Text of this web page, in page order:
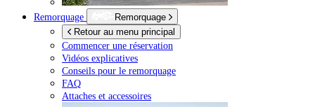
Remorquage
Remorquage
Retour au menu principal
Commencer une réservation
Vidéos explicatives
Conseils pour le remorquage
FAQ
Attaches et accessoires